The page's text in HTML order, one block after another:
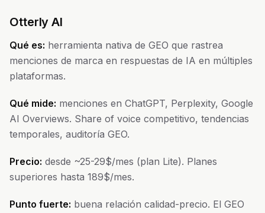
Otterly AI
Qué es: herramienta nativa de GEO que rastrea
menciones de marca en respuestas de IA en múltiples
plataformas.
Qué mide: menciones en ChatGPT, Perplexity, Google
AI Overviews. Share of voice competitivo, tendencias
temporales, auditoría GEO.
Precio: desde ~25-29$/mes (plan Lite). Planes
superiores hasta 189$/mes.
Punto fuerte: buena relación calidad-precio. El GEO